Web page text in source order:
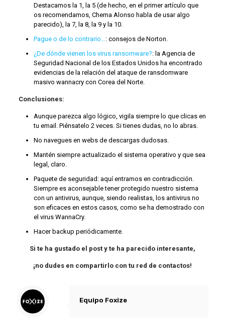
Destacamos la 1, la 5 (de hecho, en el primer artículo que
os recomendamos, Chema Alonso habla de usar algo
parecido), la 7, la 8, la 9 y la 10.
Pague o de lo contrario…: consejos de Norton.
¿De dónde vienen los virus ransomware?: la Agencia de
Seguridad Nacional de los Estados Unidos ha encontrado
evidencias de la relación del ataque de ransdomware
masivo wannacry con Corea del Norte.
Conclusiones:
Aunque parezca algo lógico, vigila siempre lo que clicas en
tu email. Piénsatelo 2 veces. Si tienes dudas, no lo abras.
No navegues en webs de descargas dudosas.
Mantén siempre actualizado el sistema operativo y que sea
legal, claro.
Paquete de seguridad: aquí entramos en contradicción.
Siempre es aconsejable tener protegido nuestro sistema
con un antivirus, aunque, siendo realistas, los antivirus no
son eficaces en estos casos, como se ha demostrado con
el virus WannaCry.
Hacer backup periódicamente.
Si te ha gustado el post y te ha parecido interesante,
¡no dudes en compartirlo con tu red de contactos!
Equipo Foxize